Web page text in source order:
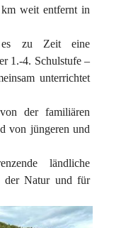
weit entfernt in
zu Zeit eine
1.-4. Schulstufe –
unterrichtet
der familiären
von jüngeren und
ländliche
der Natur und für